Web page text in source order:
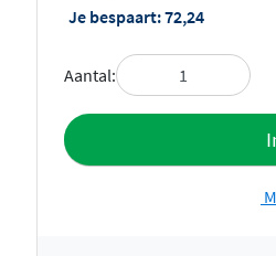
Je bespaart:72,24
Aantal:
Toevoegen aan